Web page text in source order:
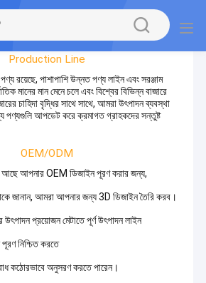
Production Line
রয়েছে, পাশাপাশি উন্নত পণ্য লাইন এবং সরঞ্জাম
মানের মান মেনে চলে এবং বিশ্বের বিভিন্ন বাজারে
চাহিদা বৃদ্ধির সাথে সাথে, আমরা উৎপাদন ব্যবস্থা
পণ্যগুলি আপডেট করে ক্রমাগত গ্রাহকদের সন্তুষ্ট
OEM/ODM
আছে আপনার OEM ডিজাইন পূরণ করার জন্য,
জানান, আমরা আপনার জন্য 3D ডিজাইন তৈরি করব।
প্রয়োজন মেটাতে পূর্ণ উৎপাদন লাইন
নিশ্চিত করতে
কঠোরভাবে অনুসরণ করতে পারেন।